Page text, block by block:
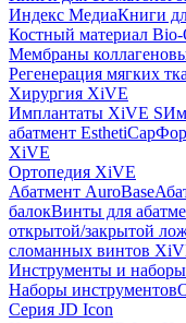
Индекс МедиаКниги
Костный материал Bio-
Мембраны
Регенерация мягких
Хирургия XiVE
Имплантаты XiVE S
абатмент EsthetiCap
XiVE
Ортопедия XiVE
Абатмент AuroBase
балокВинты для
открытой/закрытой
сломанных винтов
Инструменты и
Наборы инструментов
Серия JD Icon